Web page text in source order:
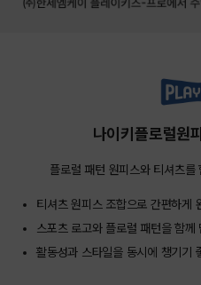
나이키플로럴원
플로럴 패턴 원피스와 티셔츠
티셔츠 원피스 조합으로 간편하게
스포츠 로고와 플로럴 패턴을 함께
활동성과 스타일을 동시에 챙기기